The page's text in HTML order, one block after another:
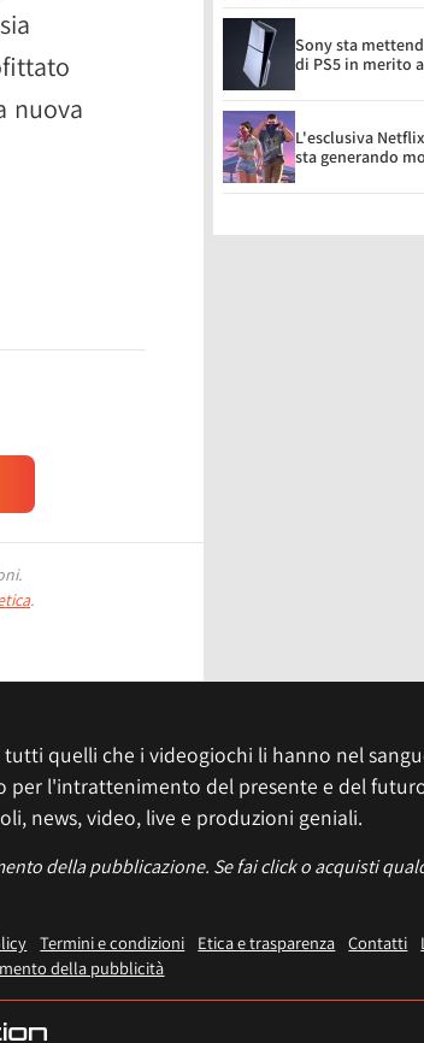
nuova
.
Sony sta
di PS5 in merito
L'esclusiva
sta generando
quelli che i videogiochi li hanno nel
l'intrattenimento del presente e del
news, video, live e produzioni geniali.
della pubblicazione. Se fai click o acquisti
Termini e condizioni Etica e trasparenza Contatti
della pubblicità